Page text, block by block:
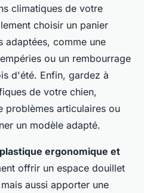
climatiques de votre
choisir un panier
adaptées, comme une
ou un rembourrage
d'été. Enfin, gardez à
de votre chien,
problèmes articulaires ou
un modèle adapté.
ergonomique et
offrir un espace douillet
aussi apporter une